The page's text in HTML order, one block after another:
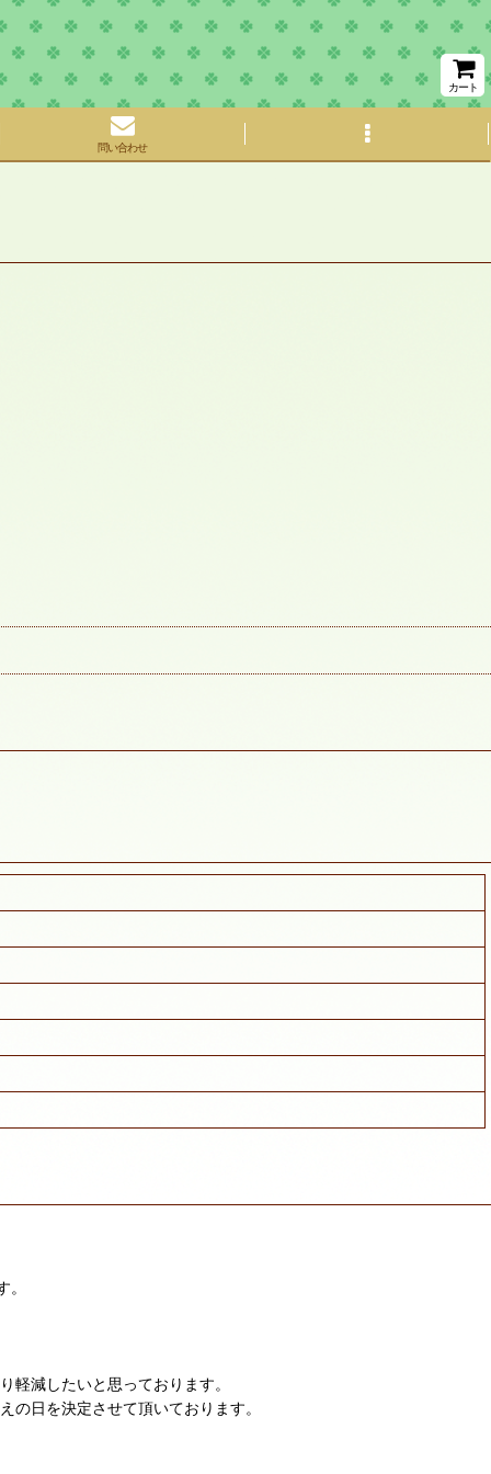
カート
問い合わせ
減したいと思っております。
日を決定させて頂いております。